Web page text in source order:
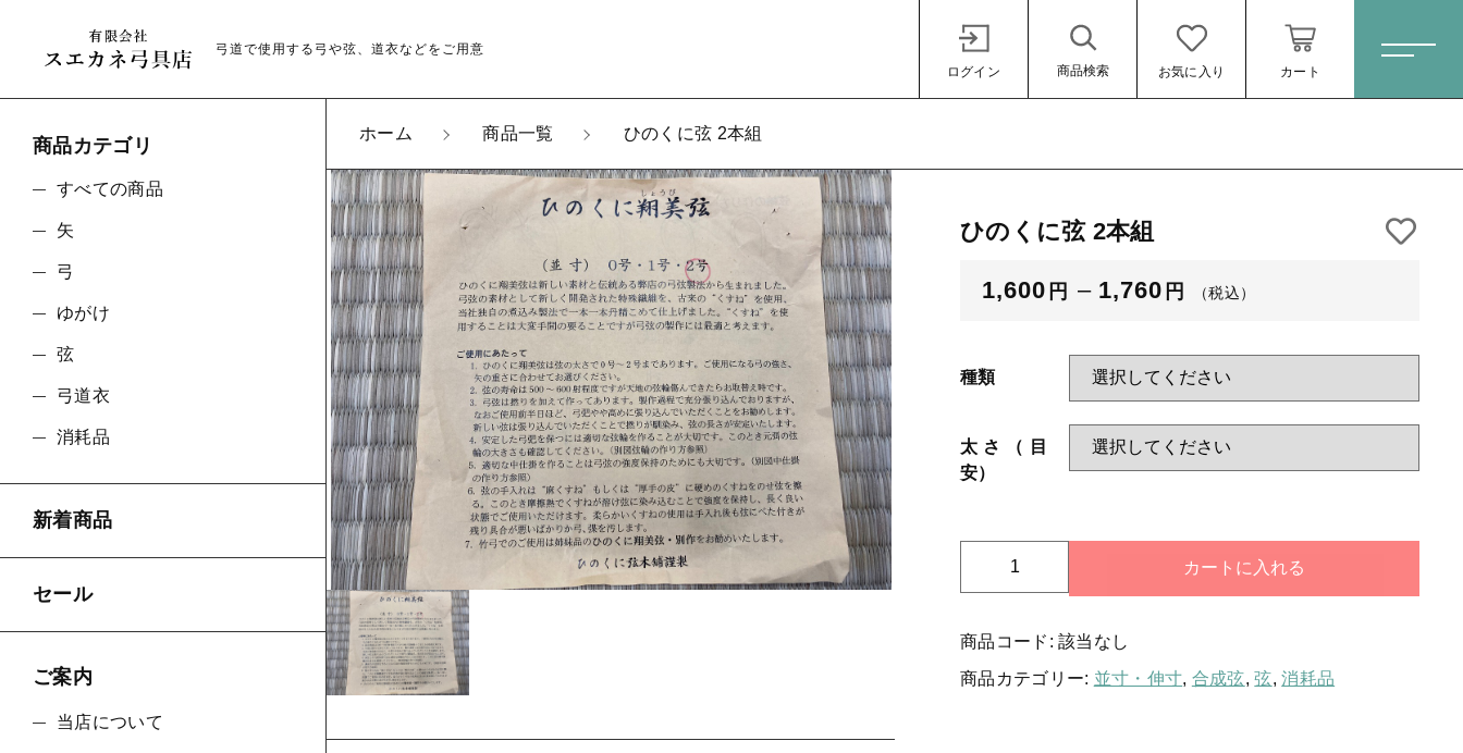
弓道で使用する弓や弦、道衣などをご用意
ログイン
商品検索 お気に入り カート
ホーム 商品一覧 ひのくに弦 2本組
ひのくに弦 2本組
1,600 円 – 1,760 円 （税込）
種類
太さ（目
安）
の
に
弦
カートに入れる
商品コード:該当なし
商品カテゴリー: 並寸・伸寸, 合成弦,弦,消耗品
商品カテゴリ
すべての商品
矢
弓
ゆがけ
弦
弓道衣
消耗品
新着商品
セール
ご案内
当店について
種類
太さ（目安）
数量
（税込）
ショッピングを続ける カートを確認する
すべての商品
弦
弓道衣
新着商品
セール
子カテゴリ
～
その他
在庫あり セール